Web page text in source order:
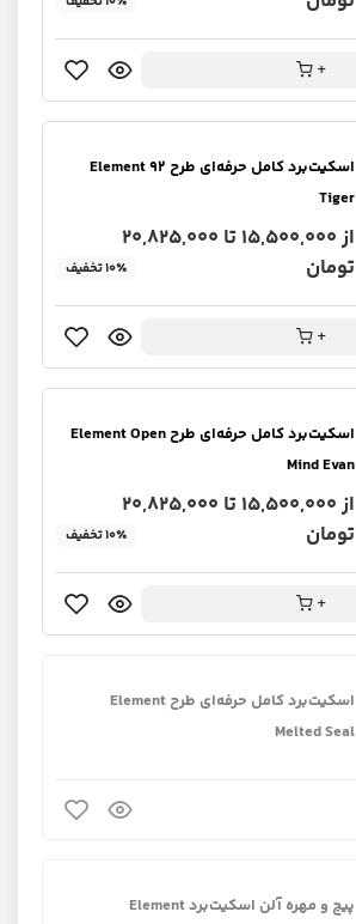
+
اسکیت‌برد کامل حرفه‌ای طرح Element 92
Tiger
از 15,500,000 تا 20,825,000
تومان
+
۱۰٪ تخفیف
اسکیت‌برد کامل حرفه‌ای طرح Element Open
Mind Evan
از 15,500,000 تا 20,825,000
تومان
+
۱۰٪ تخفیف
اسکیت‌برد کامل حرفه‌ای طرح Element
Melted Seal
پیچ و مهره آلن اسکیت‌برد Element